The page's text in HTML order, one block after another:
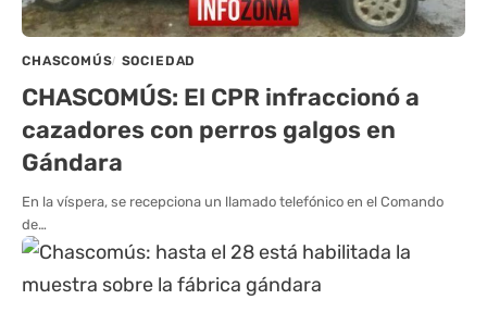
CHASCOMÚS SOCIEDAD
CHASCOMÚS: El CPR infraccionó a
cazadores con perros galgos en
Gándara
En la víspera, se recepciona un llamado telefónico en el Comando
de…